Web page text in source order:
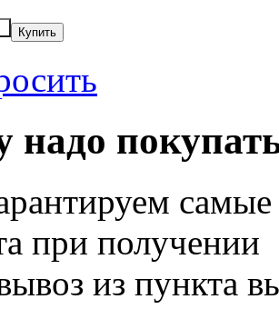
надо
при получении
из пункта